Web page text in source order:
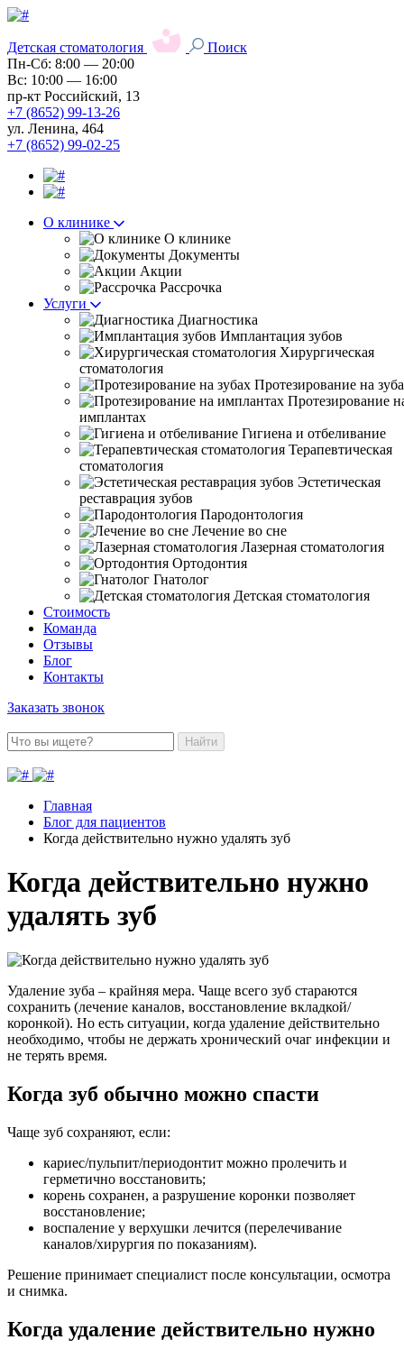
Детская стоматология
Поиск
Пн-Сб: 8:00 — 20:00
Вс: 10:00 — 16:00
пр-кт Российский, 13
+7 (8652) 99-13-26
ул. Ленина, 464
+7 (8652) 99-02-25
О клинике
О клинике
Документы
Акции
Рассрочка
Услуги
Диагностика
Имплантация зубов
Хирургическая
стоматология
Протезирование на
Протезирование
имплантах
Гигиена и отбеливание
Терапевтическая
стоматология
Эстетическая
реставрация зубов
Пародонтология
Лечение во сне
Лазерная стоматология
Ортодонтия
Гнатолог
Детская стоматология
Стоимость
Команда
Отзывы
Блог
Контакты
Заказать звонок
Найти
Главная
Блог для пациентов
Когда действительно нужно удалять зуб
Когда действительно нужно
удалять зуб
Удаление зуба – крайняя мера. Чаще всего зуб стараются
сохранить (лечение каналов, восстановление вкладкой/
коронкой). Но есть ситуации, когда удаление действительно
необходимо, чтобы не держать хронический очаг инфекции и
не терять время.
Когда зуб обычно можно спасти
Чаще зуб сохраняют, если:
кариес/пульпит/периодонтит можно пролечить и
герметично восстановить;
корень сохранен, а разрушение коронки позволяет
восстановление;
воспаление у верхушки лечится (перелечивание
каналов/хирургия по показаниям).
Решение принимает специалист после консультации, осмотра
и снимка.
Когда удаление действительно нужно